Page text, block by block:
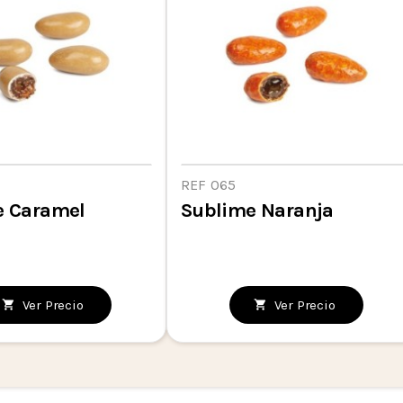
Caramel
Ver Precio
REF 065
Sublime Naranja
Ver Precio